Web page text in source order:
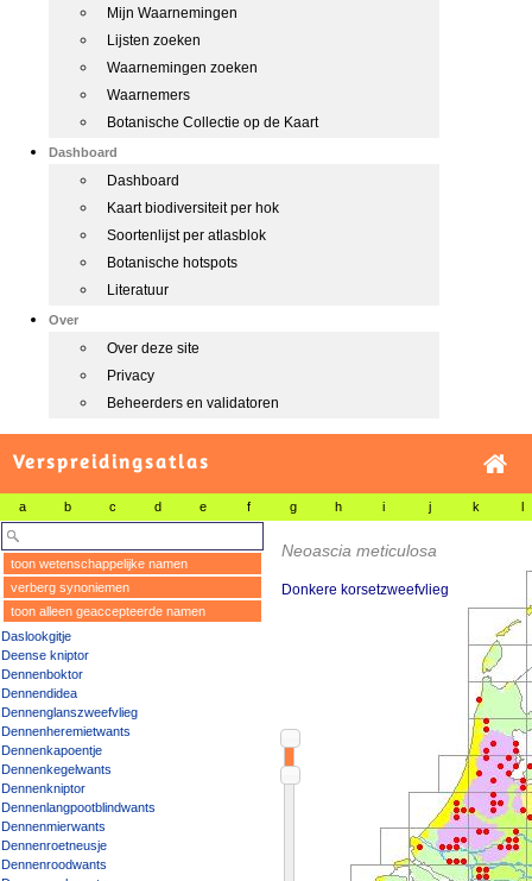
Mijn Waarnemingen
Lijsten zoeken
Waarnemingen zoeken
Waarnemers
Botanische Collectie op de Kaart
Dashboard
Dashboard
Kaart biodiversiteit per hok
Soortenlijst per atlasblok
Botanische hotspots
Literatuur
Over
Over deze site
Privacy
Beheerders en validatoren
Verspreidingsatlas
a b c d e f g h i j k l
toon wetenschappelijke namen
verberg synoniemen
toon alleen geaccepteerde namen
Daslookgitje
Deense kniptor
Dennenboktor
Dennendidea
Dennenglanszweefvlieg
Dennenheremietwants
Dennenkapoentje
Dennenkegelwants
Dennenkniptor
Dennenlangpootblindwants
Dennenmierwants
Dennenroetneusje
Dennenroodwants
Neoascia meticulosa
Donkere korsetzweefvlieg